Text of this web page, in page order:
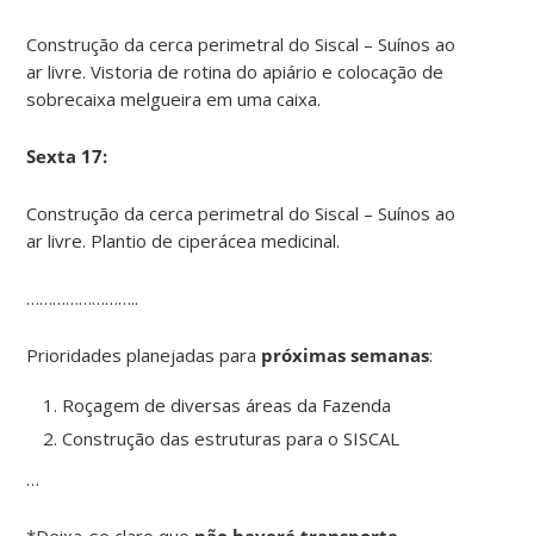
Construção da cerca perimetral do Siscal – Suínos ao
ar livre. Vistoria de rotina do apiário e colocação de
sobrecaixa melgueira em uma caixa.
Sexta 17:
Construção da cerca perimetral do Siscal – Suínos ao
ar livre. Plantio de ciperácea medicinal.
……………………..
Prioridades planejadas para próximas semanas:
Roçagem de diversas áreas da Fazenda
Construção das estruturas para o SISCAL
…